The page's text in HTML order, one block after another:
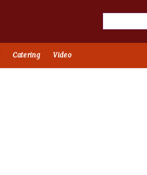
Catering Video